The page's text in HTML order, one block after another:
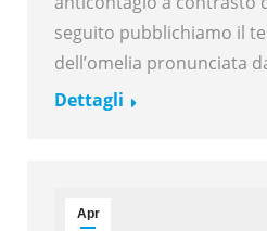
seguito pubblichiamo il
dell’omelia pronunciata
Dettagli
Apr